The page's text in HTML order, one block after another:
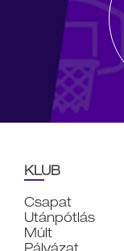
KLUB
Csapat
Utánpótlás
Múlt